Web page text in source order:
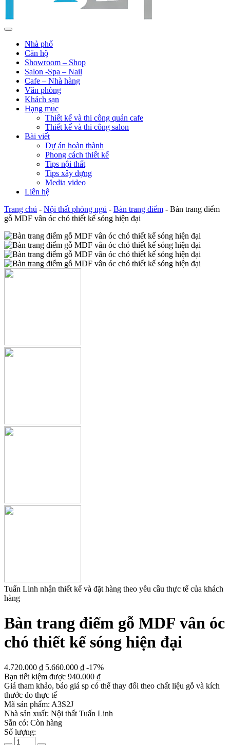
Nhà phố
Căn hộ
Showroom – Shop
Salon -Spa – Nail
Cafe – Nhà hàng
Văn phòng
Khách sạn
Hạng mục
Thiết kế và thi công quán cafe
Thiết kế và thi công salon
Bài viết
Dự án hoàn thành
Phong cách thiết kế
Tips nội thất
Tips xây dựng
Media video
Liên hệ
Trang chủ - Nội thất phòng ngủ - Bàn trang điểm - Bàn trang điểm
gỗ MDF vân óc chó thiết kế sóng hiện đại
Tuấn Linh nhận thiết kế và đặt hàng theo yêu cầu thực tế của khách
hàng
Bàn trang điểm gỗ MDF vân óc
chó thiết kế sóng hiện đại
4.720.000 ₫ 5.660.000 ₫ -17%
Bạn tiết kiệm được 940.000 ₫
Giá tham khảo, báo giá sp có thể thay đổi theo chất liệu gỗ và kích
thước đo thực tế
Mã sản phẩm: A3S2J
Nhà sản xuất: Nội thất Tuấn Linh
Sẵn có: Còn hàng
Số lượng: